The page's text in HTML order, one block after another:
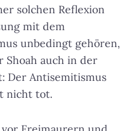
solchen Reflexion
mit dem
unbedingt gehören,
Shoah auch in der
Der Antisemitismus
nicht tot.